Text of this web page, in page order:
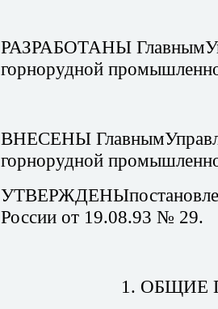
РАЗРАБОТАНЫ
горнорудной
ВНЕСЕНЫ
горнорудной
России от 19.08.93 № 29.
1. ОБЩИЕ